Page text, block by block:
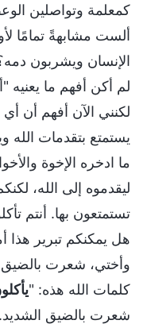
كمعلمة وتواصلين
ألست مشابهةً تمامًا
الإنسان ويشربون
لم أكن أفهم ما
لكنني الآن أفهم أن
يستمتع بتقدمات
ما ادخره الإخوة
ليقدموه إلى الله،
تستمتعون بها. أنتم
هل يمكنكم تبرير هذا
وأختي، شعرت
كلمات الله هذه: "
شعرت بالضيق